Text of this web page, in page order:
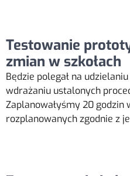
Testowanie
zmian w szkołach
Będzie polegał na
wdrażaniu ustalonych
Zaplanowałyśmy 20 godzin
rozplanowanych zgodnie z